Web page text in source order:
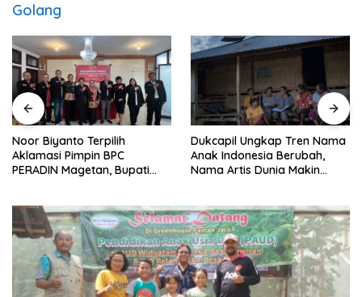
Golang
Noor Biyanto Terpilih
Aklamasi Pimpin BPC
PERADIN Magetan, Bupati
Dukcapil Ungkap Tren Nama
Anak Indonesia Berubah,
Nama Artis Dunia Makin